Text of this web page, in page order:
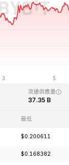
(GMT+0)
$0.019253
流通供應量
37.35 B
最低
$0.200611
$0.168382